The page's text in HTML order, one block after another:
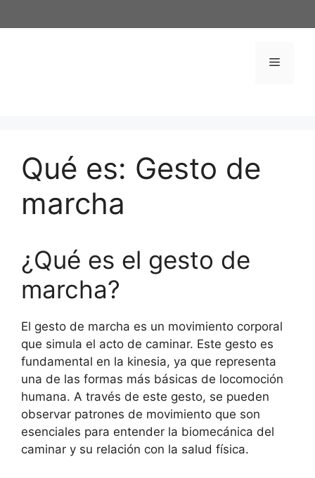
al
Menú
Qué es: Gesto de
marcha
¿Qué es el gesto de
marcha?
El gesto de marcha es un movimiento corporal
que simula el acto de caminar. Este gesto es
fundamental en la kinesia, ya que representa
una de las formas más básicas de locomoción
humana. A través de este gesto, se pueden
observar patrones de movimiento que son
esenciales para entender la biomecánica del
caminar y su relación con la salud física.